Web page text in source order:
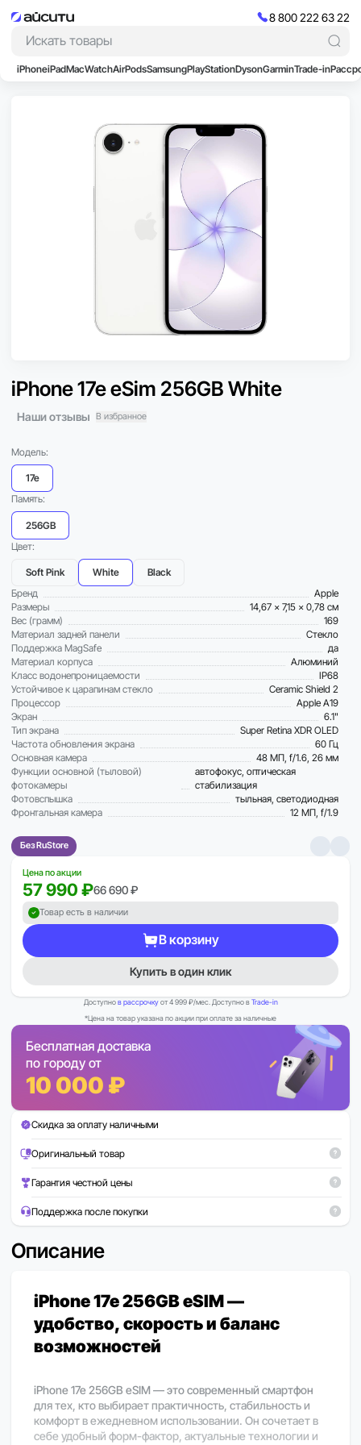
8 800 222 63 22
iPhoneiPadMacWatchAirPodsSamsungPlayStationDysonGarminTrade-in
iPhone 17e eSim 256GB White
Наши отзывы В избранное
Модель:
17e
Память:
256GB
Цвет:
Soft Pink White
Black
Бренд
Apple
Размеры
14,67 x 7,15 x 0,78 см
Вес (грамм)
169
Материал задней панели
Стекло
Поддержка MagSafe
да
Материал корпуса
Алюминий
Класс водонепроницаемости
IP68
Устойчивое к царапинам стекло
Ceramic Shield 2
Процессор
Apple A19
Экран
6.1"
Тип экрана
Super Retina XDR OLED
Частота обновления экрана
60 Гц
Основная камера
48 МП, f/1.6, 26 мм
Функции основной (тыловой)
фотокамеры
автофокус, оптическая
стабилизация
Фотовспышка
тыльная, светодиодная
Фронтальная камера
12 МП, f/1.9
Без RuStore
Цена по акции
57 990 ₽66 690 ₽
Товар есть в наличии
В корзину
Купить в один клик
Доступнов рассрочкуот 4 999 ₽/мес. Доступно вTrade-in
*Цена на товар указана по акции при оплате за наличные
Бесплатная доставка
по городу от
10 000 ₽
Скидка за оплату наличными
Оригинальный товар
Гарантия честной цены
Поддержка после покупки
Описание
iPhone 17e 256GB eSIM —
удобство, скорость и баланс
возможностей
iPhone 17e 256GB eSIM — это современный смартфон
для тех, кто выбирает практичность, стабильность и
комфорт в ежедневном использовании. Он сочетает в
себе удобный форм-фактор, актуальные технологии и